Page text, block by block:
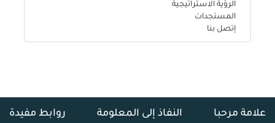
الرؤية الاستراتيجية
المستجدات
إتصل بنا
علامة مرحبا النفاذ إلى المعلومة
روابط مفيدة